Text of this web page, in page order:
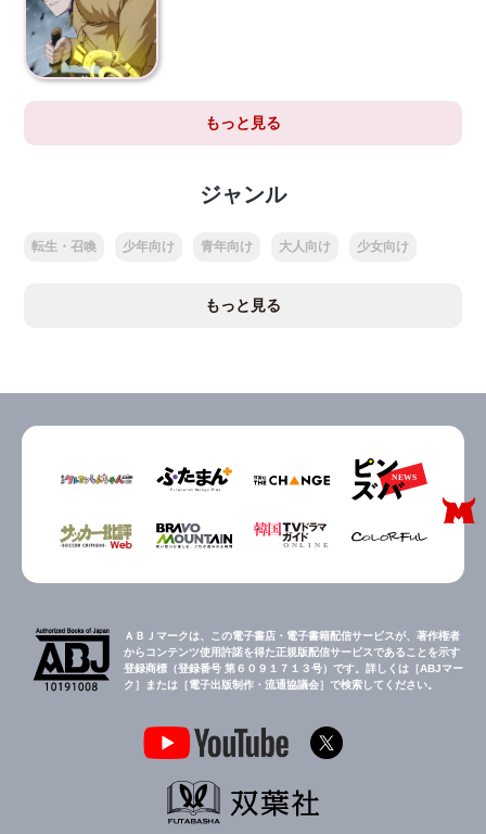
もっと見る
ジャンル
転生・召喚 少年向け 青年向け 大人向け 少女向け
もっと見る
ＡＢＪマークは、この電子書店・電子書籍配信サービスが、著作権者
からコンテンツ使用許諾を得た正規版配信サービスであることを示す
登録商標（登録番号 第６０９１７１３号）です。詳しくは［ABJマー
ク］または［電子出版制作・流通協議会］で検索してください。